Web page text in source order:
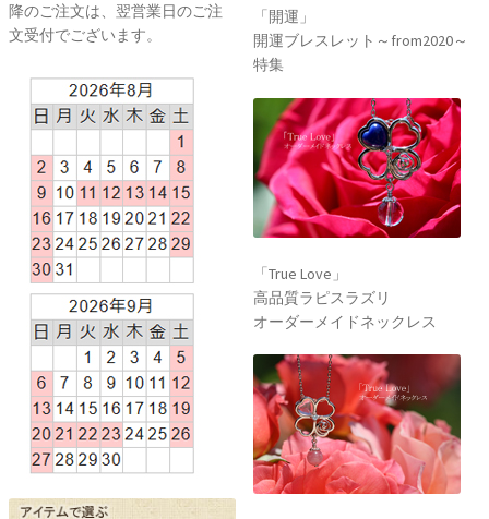
降のご注文は、翌営業日のご注
文受付でございます。
「開運」
開運ブレスレット～from2020～
特集
「True Love」
高品質ラピスラズリ
オーダーメイドネックレス